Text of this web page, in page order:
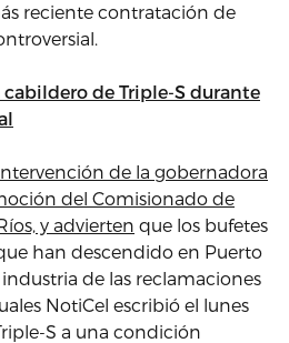
reciente contratación de
cabildero de Triple-S durante
de la gobernadora
del Comisionado de
y advierten que los bufetes
han descendido en Puerto
de las reclamaciones
NotiCel escribió el lunes
S a una condición